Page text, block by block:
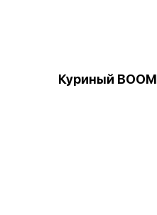
Куриный BOOM